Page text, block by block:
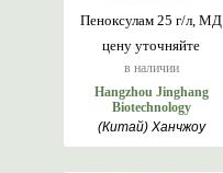
цену уточняйте
в наличии
Пеноксулам 25 г/л, МД
Hangzhou Jinghang
Biotechnology
(Китай) Ханчжоу